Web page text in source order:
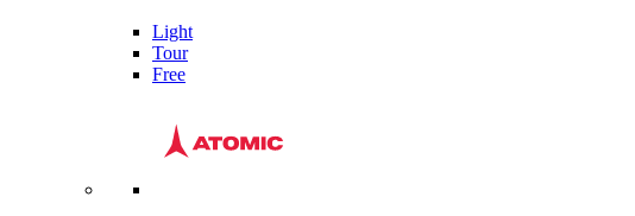
Light
Tour
Free